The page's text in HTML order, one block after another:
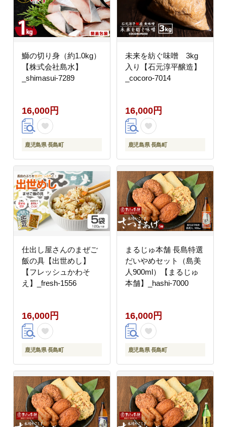
鰤の切り身（約1.0kg）
【株式会社島水】
_shimasui-7289
16,000円
鹿児島県 長島町
未来を紡ぐ味噌 3kg
入り【石元淳平醸造】
_cocoro-7014
16,000円
鹿児島県 長島町
仕出し屋さんのまぜご
飯の具【出世めし】
【フレッシュかわそ
え】_fresh-1556
16,000円
鹿児島県 長島町
まるじゅ本舗 長島特選
だいやめセット（島美
人900ml）【まるじゅ
本舗】_hashi-7000
16,000円
鹿児島県 長島町